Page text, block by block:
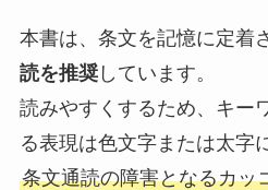
本書は、条文を記憶に定着
読を推奨しています。
読みやすくするため、キー
る表現は色文字または太字
条文通読の障害となるカッ